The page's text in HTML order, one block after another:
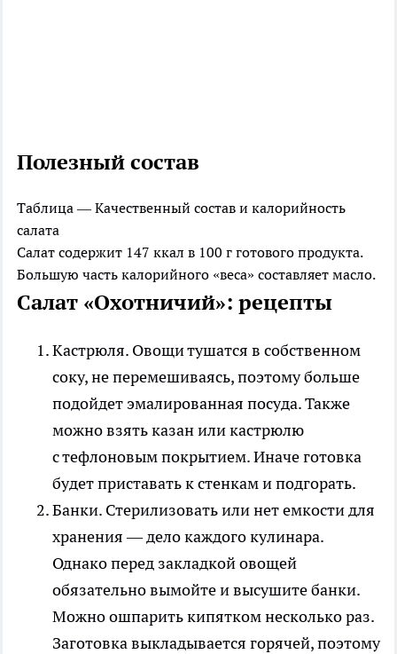
Полезный состав
Таблица — Качественный состав и калорийность
салата
Салат содержит 147 ккал в 100 г готового продукта.
Большую часть калорийного «веса» составляет масло.
Салат «Охотничий»: рецепты
Кастрюля. Овощи тушатся в собственном
соку, не перемешиваясь, поэтому больше
подойдет эмалированная посуда. Также
можно взять казан или кастрюлю
с тефлоновым покрытием. Иначе готовка
будет приставать к стенкам и подгорать.
Банки. Стерилизовать или нет емкости для
хранения — дело каждого кулинара.
Однако перед закладкой овощей
обязательно вымойте и высушите банки.
Можно ошпарить кипятком несколько раз.
Заготовка выкладывается горячей, поэтому